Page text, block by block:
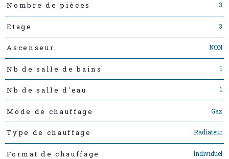
Nombre de pièces 3
Etage 3
Ascenseur NON
Nb de salle de bains 1
Nb de salle d'eau 1
Mode de chauffage Gaz
Type de chauffage Radiateur
Format de chauffage Individuel